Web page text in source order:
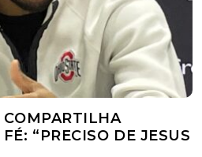
“PRECISO DE JESUS